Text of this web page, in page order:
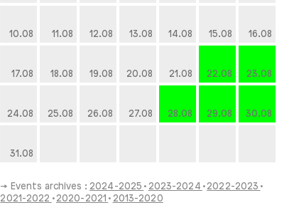
10.08 11.08 12.08 13.08 14.08 15.08 16.08
17.08 18.08 19.08 20.08 21.08 22.08 23.08
24.08 25.08 26.08 27.08 28.08 29.08 30.08
31.08
→ Events archives : 2024-2025 2023-2024
2022-2023
2021-2022
2020-2021 2013-2020